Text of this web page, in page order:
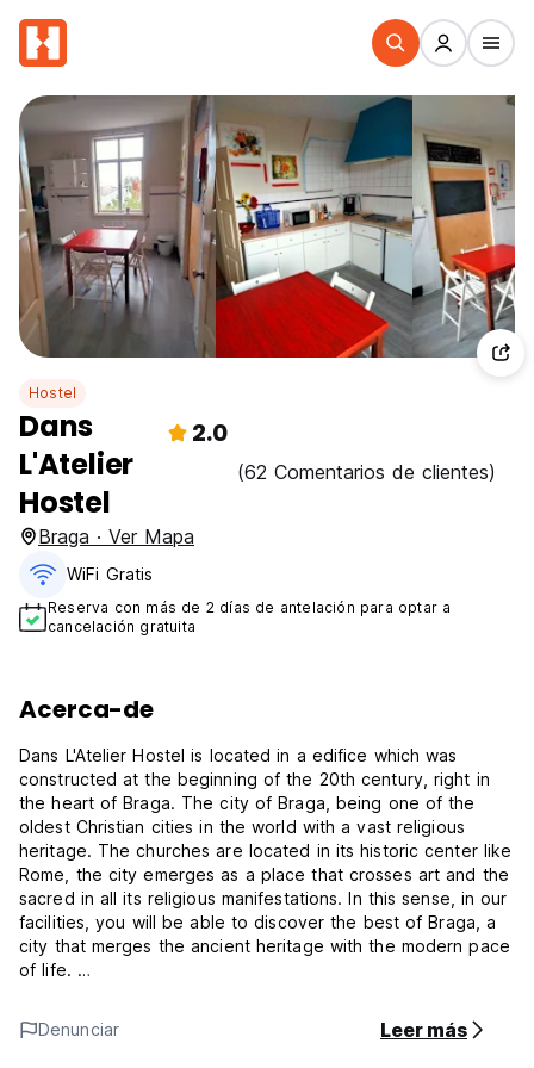
Hostel
Dans
L'Atelier
Hostel
2.0
(62 Comentarios de clientes)
Braga · Ver Mapa
WiFi Gratis
Reserva con más de 2 días de antelación para optar a
cancelación gratuita
Acerca-de
Dans L'Atelier Hostel is located in a edifice which was
constructed at the beginning of the 20th century, right in
the heart of Braga. The city of Braga, being one of the
oldest Christian cities in the world with a vast religious
heritage. The churches are located in its historic center like
Rome, the city emerges as a place that crosses art and the
sacred in all its religious manifestations. In this sense, in our
facilities, you will be able to discover the best of Braga, a
city that merges the ancient heritage with the modern pace
of life.
We are located in the heart of Braga, 100 meters from the
Cathedral of Braga and at the same distance from Jardim
Denunciar Leer más